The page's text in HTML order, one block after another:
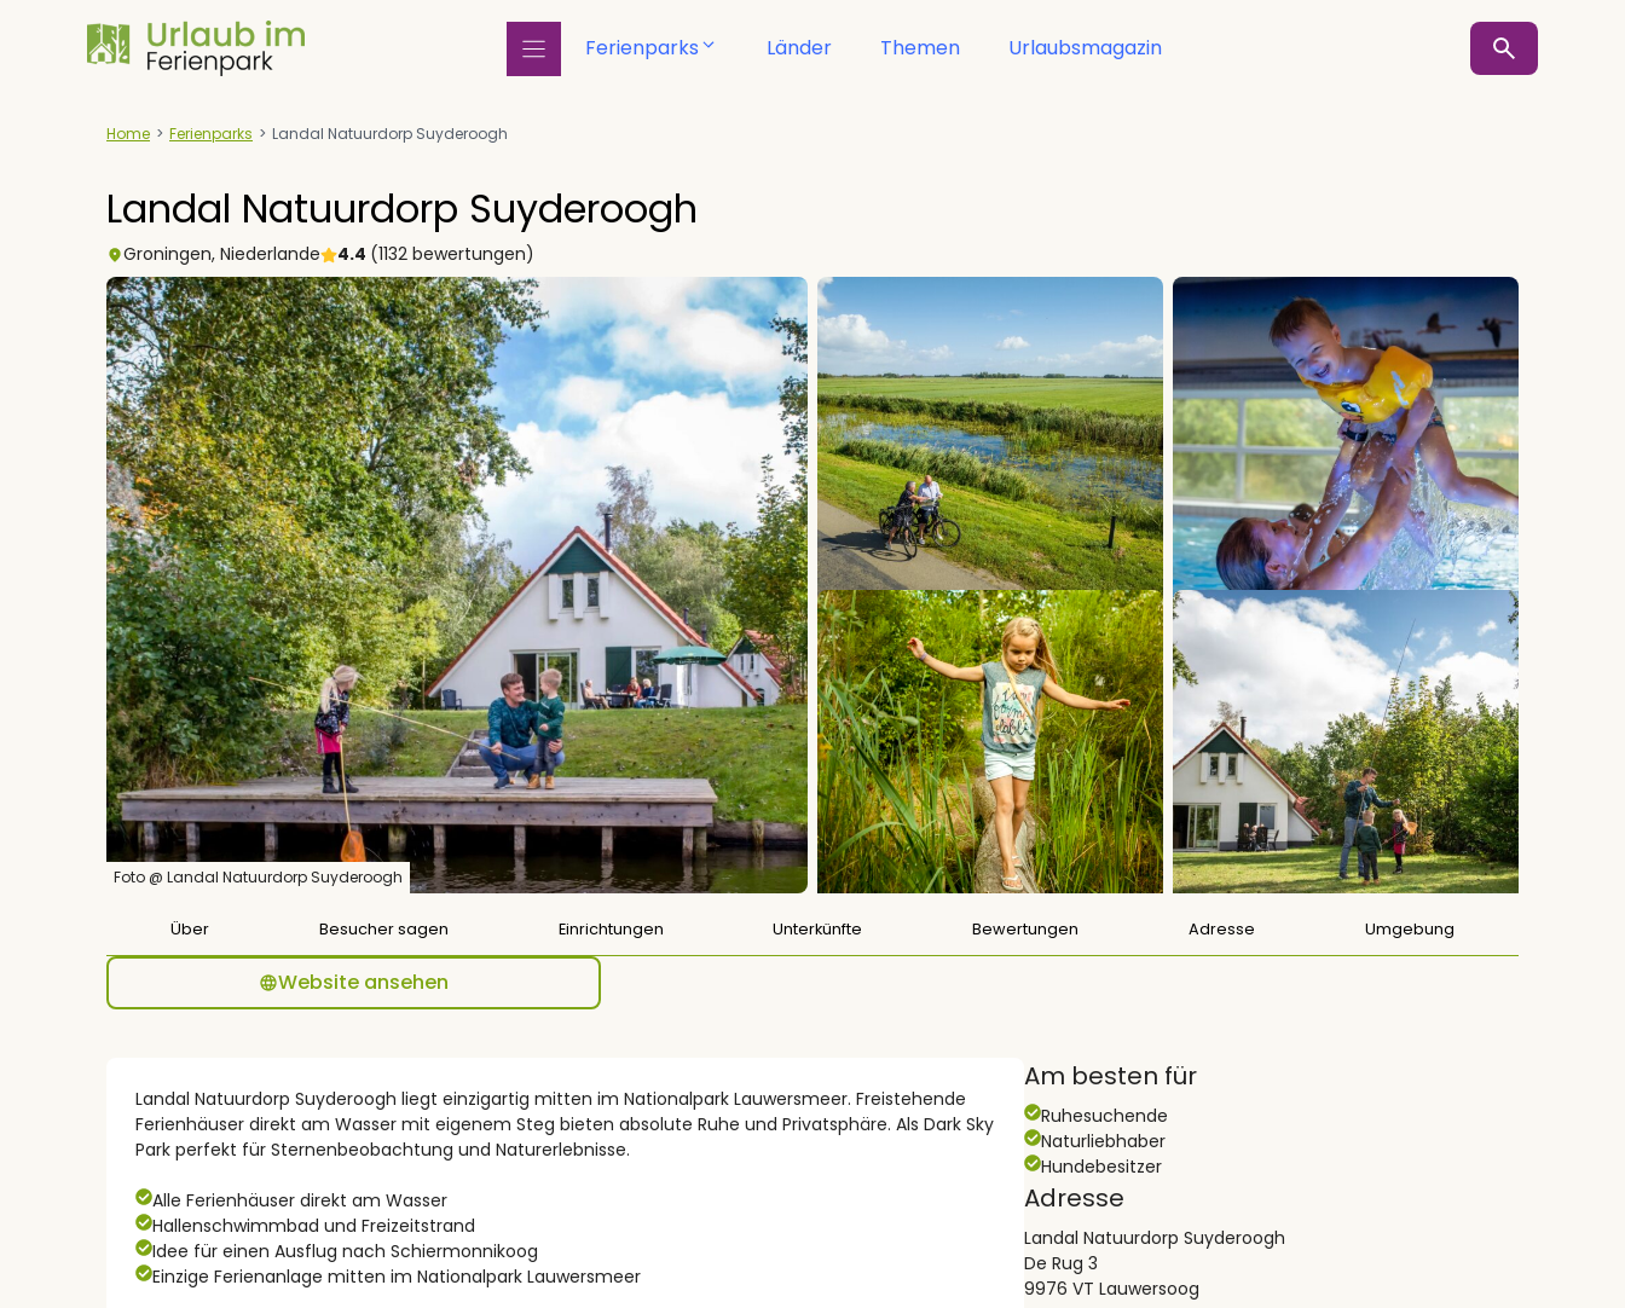
Ferienparks Länder Themen Urlaubsmagazin
Home > Ferienparks > Landal Natuurdorp Suyderoogh
Landal Natuurdorp Suyderoogh
Groningen, Niederlande 4.4 (1132 bewertungen)
Foto @ Landal Natuurdorp Suyderoogh
Über Besucher sagen Einrichtungen Unterkünfte Bewertungen Adresse Umgebung
Website ansehen
Landal Natuurdorp Suyderoogh liegt einzigartig mitten im Nationalpark Lauwersmeer. Freistehende
Ferienhäuser direkt am Wasser mit eigenem Steg bieten absolute Ruhe und Privatsphäre. Als Dark Sky
Park perfekt für Sternenbeobachtung und Naturerlebnisse.
Alle Ferienhäuser direkt am Wasser
Hallenschwimmbad und Freizeitstrand
Idee für einen Ausflug nach Schiermonnikoog
Einzige Ferienanlage mitten im Nationalpark Lauwersmeer
Am besten für
Ruhesuchende
Naturliebhaber
Hundebesitzer
Adresse
Landal Natuurdorp Suyderoogh
De Rug 3
9976 VT Lauwersoog